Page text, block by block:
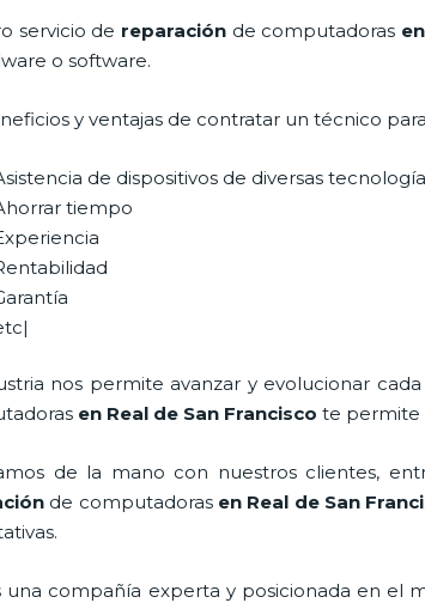
servicio de reparaciónde computadoras
o software.
y ventajas de contratar un técnico para
de dispositivos de diversas
tiempo
nos permite avanzar y evolucionar
en Real de San Francisco te permite
de la mano con nuestros clientes,
de computadorasen Real de San
una compañía experta y posicionada en el